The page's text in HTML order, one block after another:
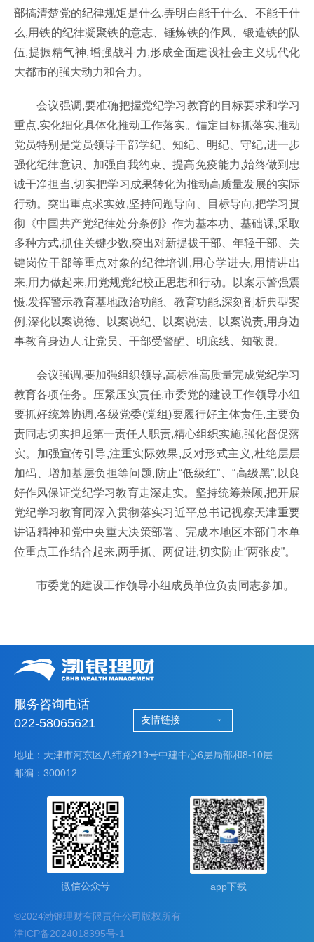
部搞清楚党的纪律规矩是什么,弄明白能干什么、不能干什
么,用铁的纪律凝聚铁的意志、锤炼铁的作风、锻造铁的队
伍,提振精气神,增强战斗力,形成全面建设社会主义现代化
大都市的强大动力和合力。
会议强调,要准确把握党纪学习教育的目标要求和学习
重点,实化细化具体化推动工作落实。锚定目标抓落实,推动
党员特别是党员领导干部学纪、知纪、明纪、守纪,进一步
强化纪律意识、加强自我约束、提高免疫能力,始终做到忠
诚干净担当,切实把学习成果转化为推动高质量发展的实际
行动。突出重点求实效,坚持问题导向、目标导向,把学习贯
彻《中国共产党纪律处分条例》作为基本功、基础课,采取
多种方式,抓住关键少数,突出对新提拔干部、年轻干部、关
键岗位干部等重点对象的纪律培训,用心学进去,用情讲出
来,用力做起来,用党规党纪校正思想和行动。以案示警强震
慑,发挥警示教育基地政治功能、教育功能,深刻剖析典型案
例,深化以案说德、以案说纪、以案说法、以案说责,用身边
事教育身边人,让党员、干部受警醒、明底线、知敬畏。
会议强调,要加强组织领导,高标准高质量完成党纪学习
教育各项任务。压紧压实责任,市委党的建设工作领导小组
要抓好统筹协调,各级党委(党组)要履行好主体责任,主要负
责同志切实担起第一责任人职责,精心组织实施,强化督促落
实。加强宣传引导,注重实际效果,反对形式主义,杜绝层层
加码、增加基层负担等问题,防止“低级红”、“高级黑”,以良
好作风保证党纪学习教育走深走实。坚持统筹兼顾,把开展
党纪学习教育同深入贯彻落实习近平总书记视察天津重要
讲话精神和党中央重大决策部署、完成本地区本部门本单
位重点工作结合起来,两手抓、两促进,切实防止“两张皮”。
市委党的建设工作领导小组成员单位负责同志参加。
服务咨询电话
022-58065621
友情链接
地址：天津市河东区八纬路219号中建中心6层局部和8-10层
邮编：300012
微信公众号 app下载
©2024渤银理财有限责任公司版权所有
津ICP备2024018395号-1